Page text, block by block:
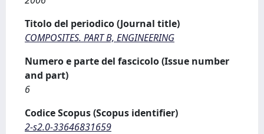
Titolo del periodico (Journal title)
COMPOSITES. PART B, ENGINEERING
Numero e parte del fascicolo (Issue number
and part)
6
Codice Scopus (Scopus identifier)
2-s2.0-33646831659